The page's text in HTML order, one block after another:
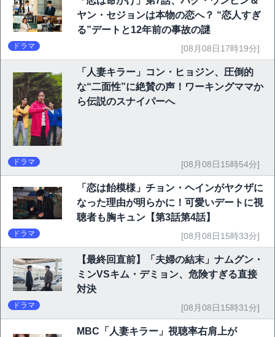
ヤン・セジョンは本物の恋へ？ “恋人すぎ
る”デートと12年前の事故の謎
ドラマ [08月08日17時19分]
「人妻キラー」コン・ヒョジン、圧倒的
な“二面性”に絶賛の声！ワーキングママか
ら伝説のスナイパーへ
ドラマ [08月08日15時54分]
「恋は飴模様」チョン・ヘインがヤクザに
なった理由が明らかに！可愛いデートに視
聴者も胸キュン【第3話第4話】
ドラマ [08月08日15時33分]
【最終回直前】「夫婦の結末」ナムグン・
ミンVSキム・デミョン、危険すぎる直接
対決
ドラマ [08月08日15時31分]
MBC「人妻キラー」視聴率右肩上が